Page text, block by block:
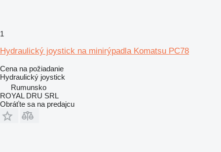
1
Hydraulický joystick na minirýpadla Komatsu PC78
Cena na požiadanie
Hydraulický joystick
Rumunsko
ROYAL DRU SRL
Obráťte sa na predajcu